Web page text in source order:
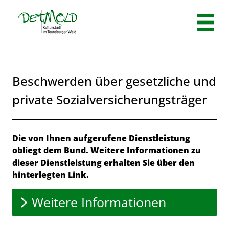
Zum Hauptinhalt springen
Beschwerden über gesetzliche und
private Sozialversicherungsträger
Beschreibung
Die von Ihnen aufgerufene Dienstleistung
obliegt dem Bund. Weitere Informationen zu
dieser Dienstleistung erhalten Sie über den
hinterlegten Link.
Weitere Informationen